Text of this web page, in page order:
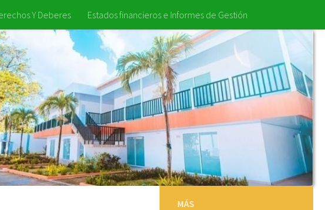
Y Deberes Estados financieros e Informes de Gestión
MÁS